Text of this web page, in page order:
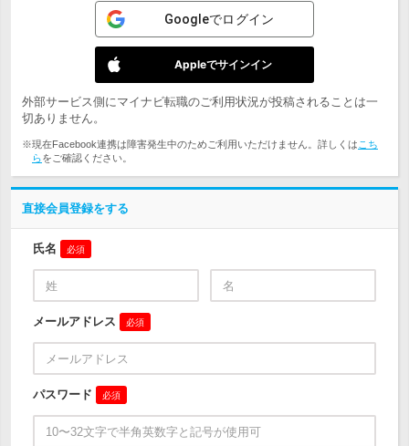
Googleでログイン
Appleでサインイン
外部サービス側にマイナビ転職のご利用状況が投稿されることは一
切ありません。
※現在Facebook連携は障害発生中のためご利用いただけません。詳しくは こち
らをご確認ください。
直接会員登録をする
氏名 必須
メールアドレス 必須
パスワード 必須